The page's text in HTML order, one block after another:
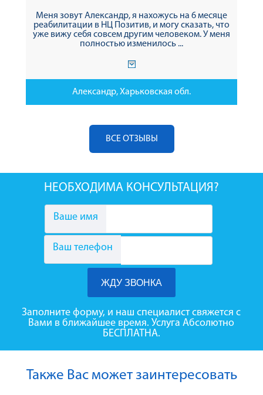
Меня зовут Александр, я нахожусь на 6 месяце
реабилитации в НЦ Позитив, и могу сказать, что
уже вижу себя совсем другим человеком. У меня
полностью изменилось ...
Александр, Харьковская обл.
ВСЕ ОТЗЫВЫ
НЕОБХОДИМА КОНСУЛЬТАЦИЯ?
Ваше имя
Ваш телефон
Заполните форму, и наш специалист свяжется с
Вами в ближайшее время. Услуга Абсолютно
БЕСПЛАТНА.
Также Вас может заинтересовать